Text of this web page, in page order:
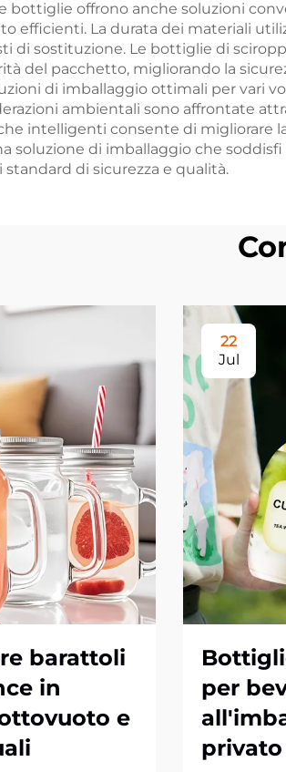
bottiglie offrono anche soluzioni
efficienti. La durata dei materiali
di sostituzione. Le bottiglie di
del pacchetto, migliorando la
di imballaggio ottimali per vari
ambientali sono affrontate
intelligenti consente di migliorare
soluzione di imballaggio che
di sicurezza e qualità.
barattoli
in
e
22
Jul
per
privato